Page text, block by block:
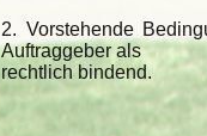
2. Vorstehende
Auftraggeber als
rechtlich bindend.